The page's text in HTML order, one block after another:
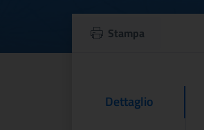
San
Stampa
Contenuto Del
Dettaglio